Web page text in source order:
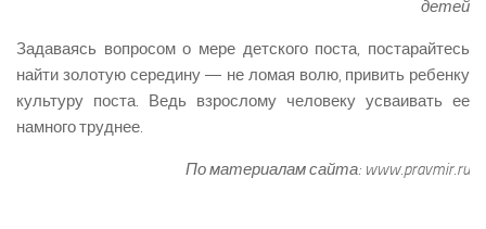
детей
Задаваясь вопросом о мере детского поста, постарайтесь
найти золотую середину — не ломая волю, привить ребенку
культуру поста. Ведь взрослому человеку усваивать ее
намного труднее.
По материалам сайта: www.pravmir.ru